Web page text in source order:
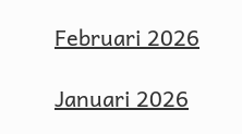
Februari 2026
Januari 2026